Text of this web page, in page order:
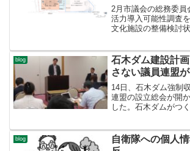
2月市議会の総務委員
活力導入可能性調査
文化施設の整備検討
能性調査の結果を発
進めています。...
blog
石木ダム建設計
さない議員連盟
14日、石木ダム強制
連盟の設立総会が開
した。石木ダムがつ
で根拠がないと、計
世紀の間、断固反対...
blog
自衛隊への個人